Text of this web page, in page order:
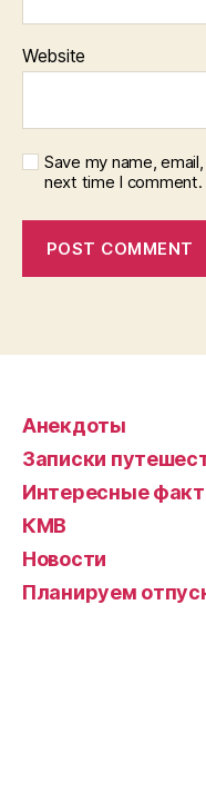
Website
Save my name,
next time I comment.
Анекдоты
Записки
Интересные
КМВ
Новости
Планируем